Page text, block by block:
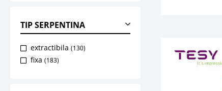
TIP SERPENTINA
extractibila (130)
fixa (183)